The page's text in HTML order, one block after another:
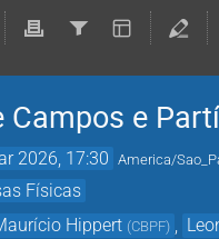
Campos e
2026, 17:30 America/
Físicas
Hippert (CBPF)